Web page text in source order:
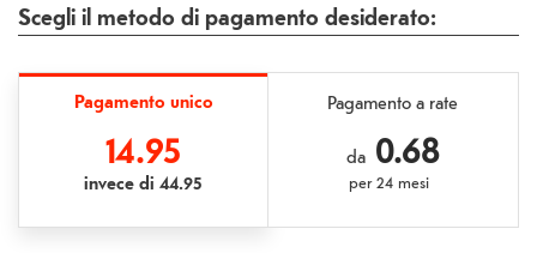
Scegli il metodo di pagamento desiderato:
Pagamento unico
14.95
invece di 44.95
Pagamento a rate
da0.68
per24 mesi